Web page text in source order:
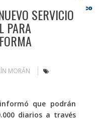
SERVICIO
PARA
MORÁN
que podrán
diarios a través